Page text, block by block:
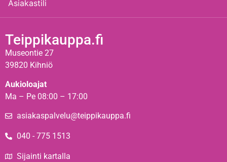
Asiakastili
Teippikauppa.fi
Museontie 27
39820 Kihniö
Aukioloajat
Ma – Pe 08:00 – 17:00
asiakaspalvelu@teippikauppa.fi
040 - 775 1513
Sijainti kartalla